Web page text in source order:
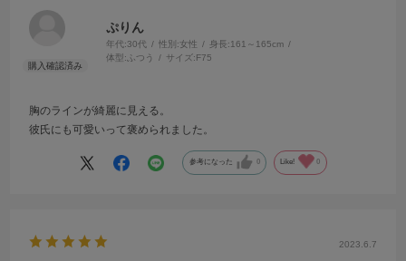
ぷりん
年代:30代 性別:女性 身長:161～165cm
体型: ふつう サイズ:F75
胸のラインが綺麗に見える。
彼氏にも可愛いって褒められました。
参考になった 0 Like! 0
2023.6.7